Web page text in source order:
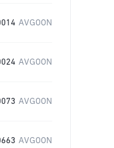
AVGOON
AVGOON
AVGOON
AVGOON